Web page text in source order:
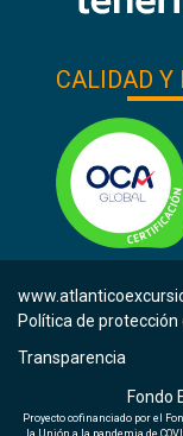
CALIDAD Y
Política de protección
Transparencia
Fondo
Proyecto cofinanciado por el
la Unión a la pandemia de